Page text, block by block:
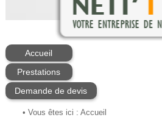
Accueil
Prestations
Demande de devis
• Vous êtes ici : Accueil